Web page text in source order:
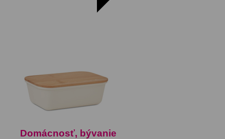
Domácnosť, bývanie